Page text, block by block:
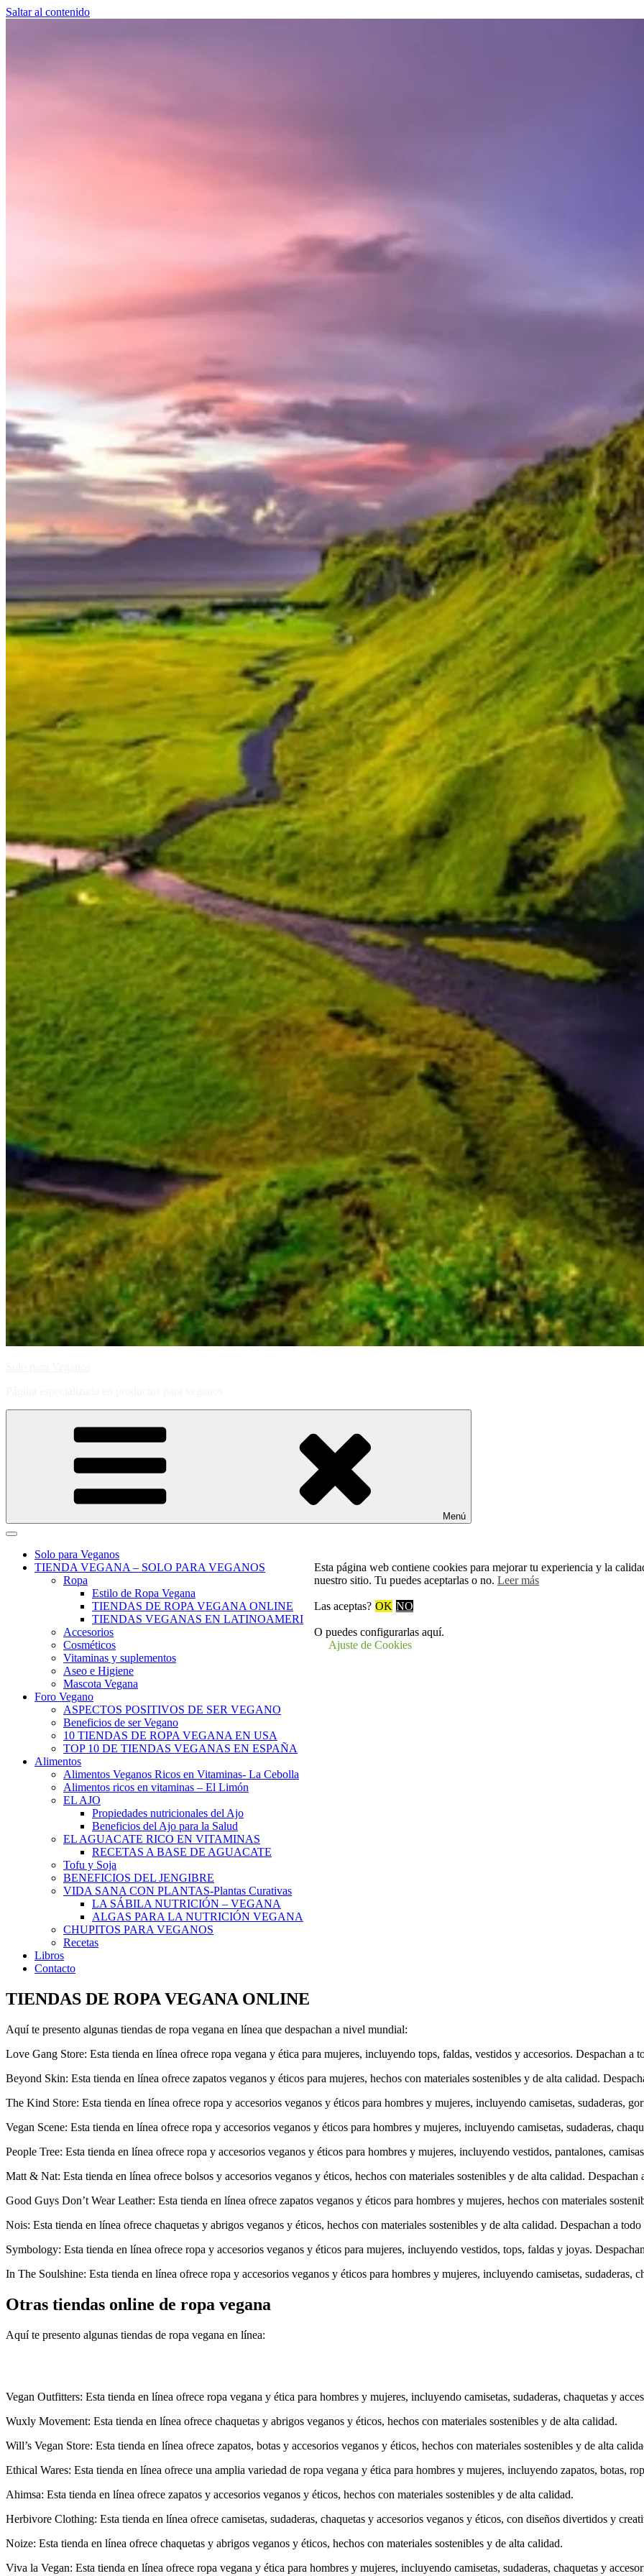
Saltar al contenido
Menú
Solo para Veganos
TIENDA VEGANA – SOLO PARA VEGANOS
Ropa
Estilo de Ropa Vegana
TIENDAS DE ROPA VEGANA ONLINE
TIENDAS VEGANAS EN LATINOAMERICA
Accesorios
Cosméticos
Vitaminas y suplementos
Aseo e Higiene
Mascota Vegana
Foro Vegano
ASPECTOS POSITIVOS DE SER VEGANO
Beneficios de ser Vegano
10 TIENDAS DE ROPA VEGANA EN USA
TOP 10 DE TIENDAS VEGANAS EN ESPAÑA
Alimentos
Alimentos Veganos Ricos en Vitaminas- La Cebolla
Alimentos ricos en vitaminas – El Limón
EL AJO
Propiedades nutricionales del Ajo
Beneficios del Ajo para la Salud
EL AGUACATE RICO EN VITAMINAS
RECETAS A BASE DE AGUACATE
Tofu y Soja
BENEFICIOS DEL JENGIBRE
VIDA SANA CON PLANTAS-Plantas Curativas
LA SÁBILA NUTRICIÓN – VEGANA
ALGAS PARA LA NUTRICIÓN VEGANA
CHUPITOS PARA VEGANOS
Recetas
Libros
Contacto
TIENDAS DE ROPA VEGANA ONLINE
Aquí te presento algunas tiendas de ropa vegana en línea que despachan a nivel mundial:
Love Gang Store: Esta tienda en línea ofrece ropa vegana y ética para mujeres, incluyendo tops, faldas, vestidos y accesorios. Despachan a
Beyond Skin: Esta tienda en línea ofrece zapatos veganos y éticos para mujeres, hechos con materiales sostenibles y de alta calidad.
The Kind Store: Esta tienda en línea ofrece ropa y accesorios veganos y éticos para hombres y mujeres, incluyendo camisetas, sudaderas,
Vegan Scene: Esta tienda en línea ofrece ropa y accesorios veganos y éticos para hombres y mujeres, incluyendo camisetas, sudaderas,
People Tree: Esta tienda en línea ofrece ropa y accesorios veganos y éticos para hombres y mujeres, incluyendo vestidos, pantalones,
Matt & Nat: Esta tienda en línea ofrece bolsos y accesorios veganos y éticos, hechos con materiales sostenibles y de alta calidad. Despachan
Good Guys Don’t Wear Leather: Esta tienda en línea ofrece zapatos veganos y éticos para hombres y mujeres, hechos con materiales
Nois: Esta tienda en línea ofrece chaquetas y abrigos veganos y éticos, hechos con materiales sostenibles y de alta calidad. Despachan a
Symbology: Esta tienda en línea ofrece ropa y accesorios veganos y éticos para mujeres, incluyendo vestidos, tops, faldas y joyas.
In The Soulshine: Esta tienda en línea ofrece ropa y accesorios veganos y éticos para hombres y mujeres, incluyendo camisetas, sudaderas,
Otras tiendas online de ropa vegana
Aquí te presento algunas tiendas de ropa vegana en línea:
Vegan Outfitters: Esta tienda en línea ofrece ropa vegana y ética para hombres y mujeres, incluyendo camisetas, sudaderas, chaquetas y
Wuxly Movement: Esta tienda en línea ofrece chaquetas y abrigos veganos y éticos, hechos con materiales sostenibles y de alta calidad.
Will’s Vegan Store: Esta tienda en línea ofrece zapatos, botas y accesorios veganos y éticos, hechos con materiales sostenibles y de alta
Ethical Wares: Esta tienda en línea ofrece una amplia variedad de ropa vegana y ética para hombres y mujeres, incluyendo zapatos, botas,
Ahimsa: Esta tienda en línea ofrece zapatos y accesorios veganos y éticos, hechos con materiales sostenibles y de alta calidad.
Herbivore Clothing: Esta tienda en línea ofrece camisetas, sudaderas, chaquetas y accesorios veganos y éticos, con diseños divertidos y
Noize: Esta tienda en línea ofrece chaquetas y abrigos veganos y éticos, hechos con materiales sostenibles y de alta calidad.
Viva la Vegan: Esta tienda en línea ofrece ropa vegana y ética para hombres y mujeres, incluyendo camisetas, sudaderas, chaquetas y
Esta página web contiene cookies para mejorar tu experiencia y la
nuestro sitio. Tu puedes aceptarlas o no. Leer más
Las aceptas? OK NO
O puedes configurarlas aquí.
Ajuste de Cookies